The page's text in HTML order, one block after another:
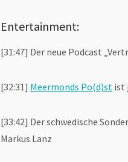
Entertainment:
[31:47] Der neue Podcast
[32:31] Meermonds Po(d)st ist
[33:42] Der schwedische
Markus Lanz